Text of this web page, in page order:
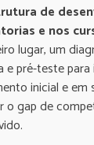
de
e nos
lugar, um
e pré-teste
inicial e em
o gap de